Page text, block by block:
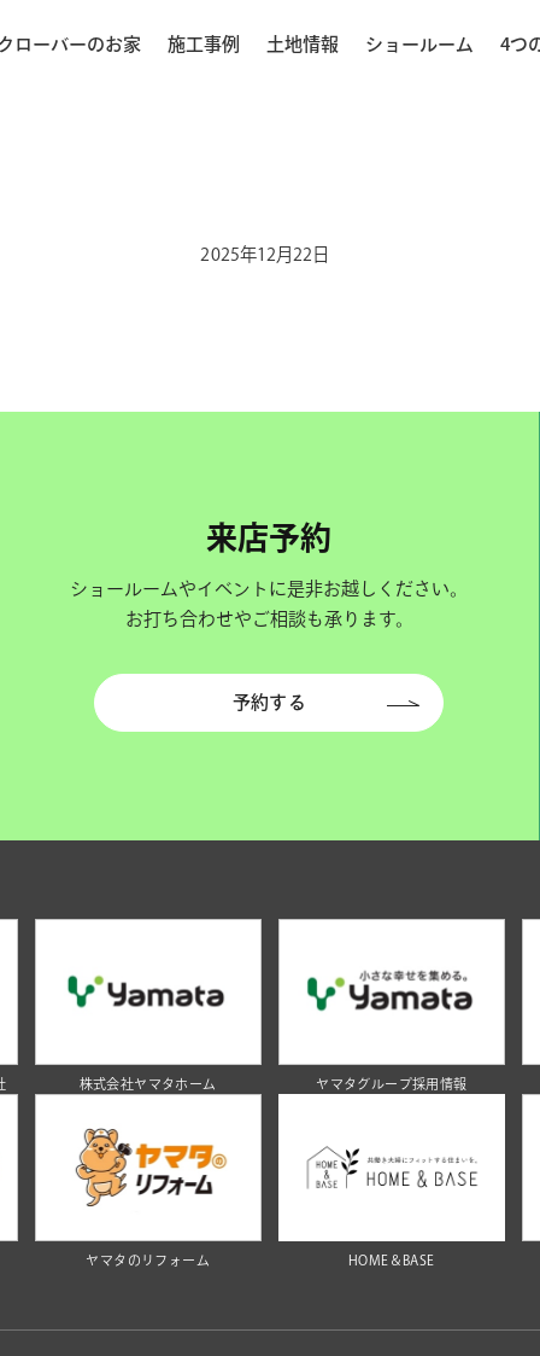
ローバーのお家 施工事例 土地情報 ショールーム 4つ
2025年12月22日
来店予約
ショールームやイベントに是非お越しください。
お打ち合わせやご相談も承ります。
予約する
株式会社ヤマタホーム ヤマタグループ採用情報
ヤマタのリフォーム HOME＆BASE